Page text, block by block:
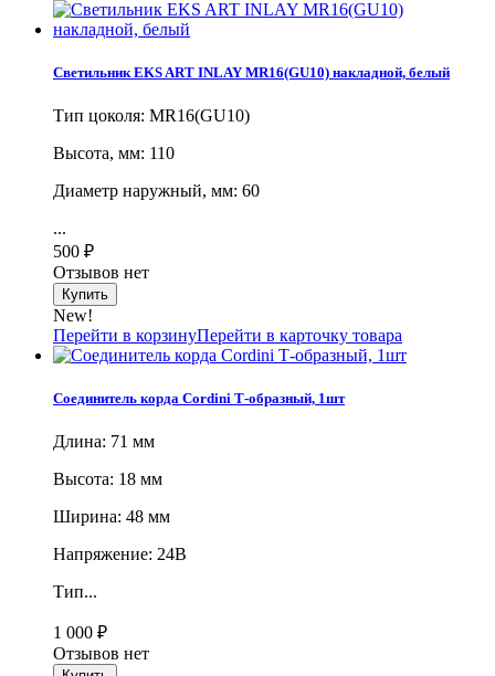
Светильник EKS ART INLAY MR16(GU10) накладной, белый
Тип цоколя: MR16(GU10)
Высота, мм: 110
Диаметр наружный, мм: 60
...
500 ₽
Отзывов нет
New!
Перейти в корзинуПерейти в карточку товара
Соединитель корда Cordini Т-образный, 1шт
Длина: 71 мм
Высота: 18 мм
Ширина: 48 мм
Напряжение: 24В
Тип...
1 000 ₽
Отзывов нет